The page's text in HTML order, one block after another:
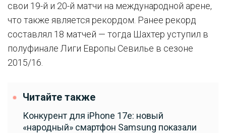
свои 19-й и 20-й матчи на международной арене,
что также является рекордом. Ранее рекорд
составлял 18 матчей — тогда Шахтер уступил в
полуфинале Лиги Европы Севилье в сезоне
2015/16.
Читайте также
Конкурент для iPhone 17e: новый
«народный» смартфон Samsung показали